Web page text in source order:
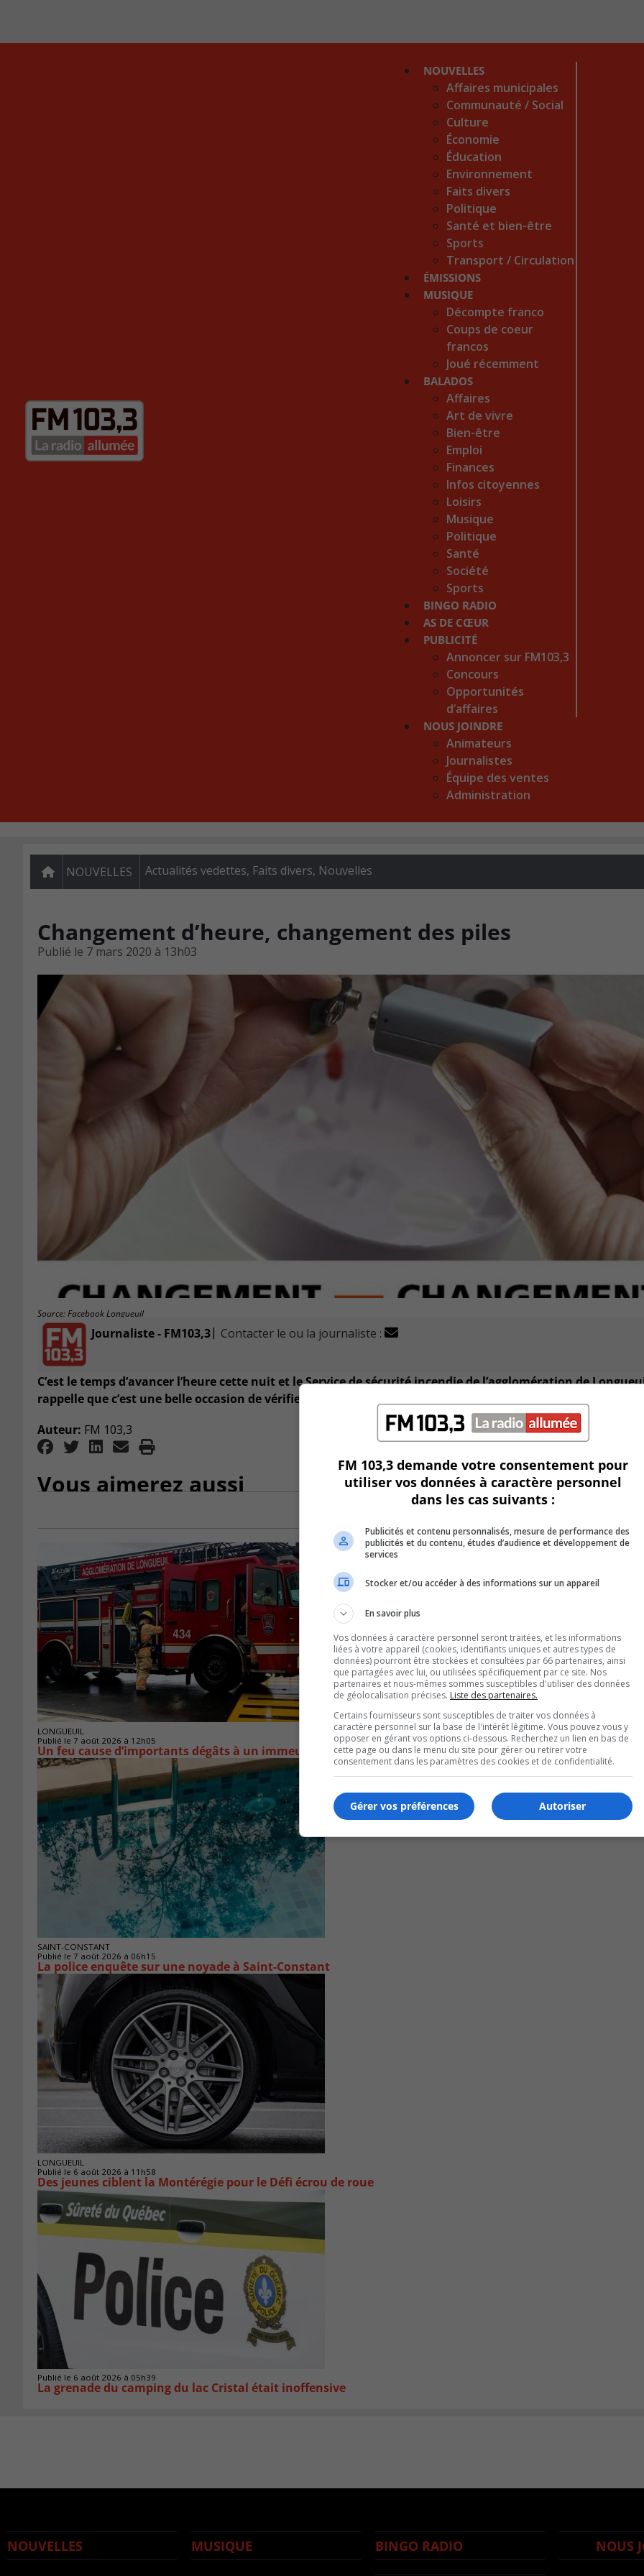
NOUVELLES
Affaires municipales
Communauté / Social
Culture
Économie
Éducation
Environnement
Faits divers
Politique
Santé et bien-être
Sports
Transport / Circulation
ÉMISSIONS
MUSIQUE
Décompte franco
Coups de coeur
francos
Joué récemment
BALADOS
Affaires
Art de vivre
Bien-être
Emploi
Finances
Infos citoyennes
Loisirs
Musique
Politique
Santé
Société
Sports
BINGO RADIO
AS DE CŒUR
PUBLICITÉ
Annoncer sur FM103,3
Concours
Opportunités
d’affaires
NOUS JOINDRE
Animateurs
Journalistes
Équipe des ventes
Administration
NOUVELLES Actualités vedettes, Faits divers, Nouvelles
Changement d’heure, changement des piles
Publié le 7 mars 2020 à 13h03
Source: Facebook Longueuil
Journaliste - FM103,3| Contacter le ou la journaliste :
C’est le temps d’avancer l’heure cette nuit et le Service de sécurité incendie de l’agglomération de
rappelle que c’est une belle occasion de vérifier les piles des détecteurs de fumée dans la maison.
Auteur: FM 103,3
Vous aimerez aussi
LONGUEUIL
Publié le 7 août 2026 à 12h05
Un feu cause d’importants dégâts à un immeuble multilogements à Longueuil
SAINT-CONSTANT
Publié le 7 août 2026 à 06h15
La police enquête sur une noyade à Saint-Constant
LONGUEUIL
Publié le 6 août 2026 à 11h58
Des jeunes ciblent la Montérégie pour le Défi écrou de roue
Publié le 6 août 2026 à 05h39
La grenade du camping du lac Cristal était inoffensive
NOUVELLES MUSIQUE BINGO RADIO NOUS
FM 103,3 demande votre consentement pour
utiliser vos données à caractère personnel
dans les cas suivants :
Publicités et contenu personnalisés, mesure de performance des
publicités et du contenu, études d’audience et développement de
services
Stocker et/ou accéder à des informations sur un appareil
En savoir plus
Vos données à caractère personnel seront traitées, et les informations
liées à votre appareil (cookies, identifiants uniques et autres types de
données) pourront être stockées et consultées par 66 partenaires, ainsi
que partagées avec lui, ou utilisées spécifiquement par ce site. Nos
partenaires et nous-mêmes sommes susceptibles d'utiliser des données
de géolocalisation précises. Liste des partenaires.
Certains fournisseurs sont susceptibles de traiter vos données à
caractère personnel sur la base de l'intérêt légitime. Vous pouvez vous y
opposer en gérant vos options ci-dessous. Recherchez un lien en bas de
cette page ou dans le menu du site pour gérer ou retirer votre
consentement dans les paramètres des cookies et de confidentialité.
Autoriser
Gérer vos préférences